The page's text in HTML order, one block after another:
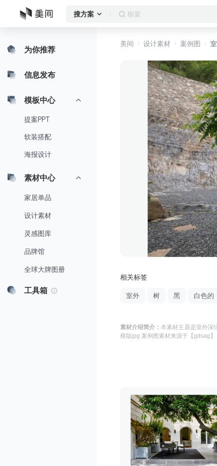
搜方案 客厅
为你推荐
信息发布
模板中心
提案PPT
软装搭配
海报设计
素材中心
家居单品
设计素材
灵感图库
品牌馆
全球大牌图册
工具箱
美间 设计素材 案例图
相关标签
室外 树 黑 白色的
素材介绍简介：本素材主题是室外深
横版jpg 案例图 素材来源于 【gdsag】